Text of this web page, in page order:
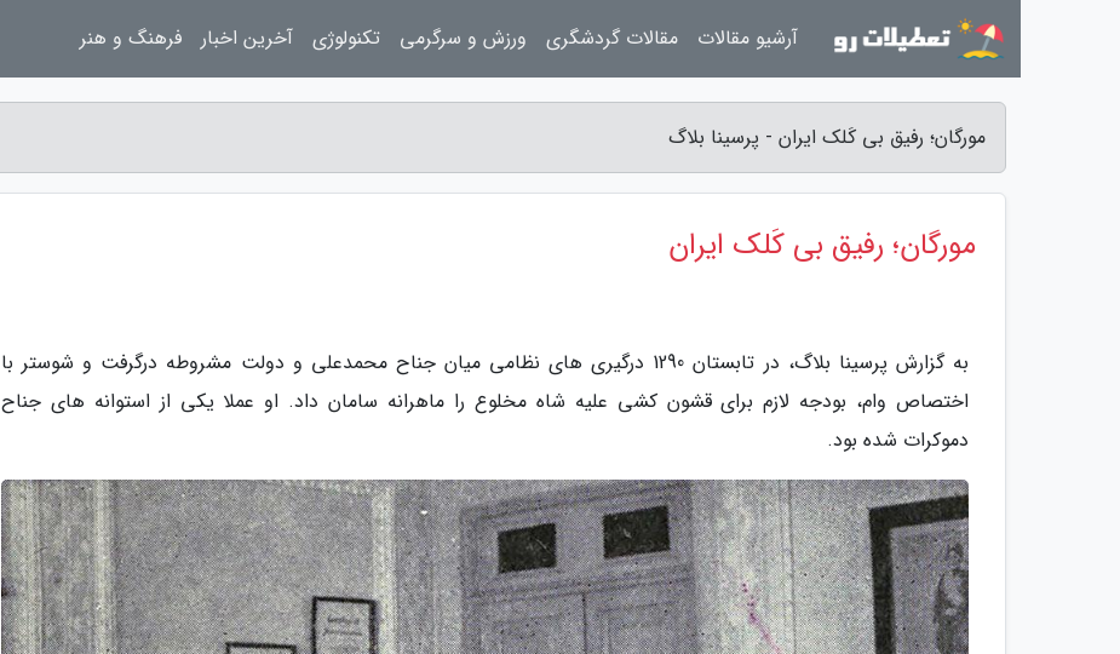
مورگان؛ رفیق بی کَلک ایران - پرسینا بلاگ
مورگان؛ رفیق بی کَلک ایران
به گزارش پرسینا بلاگ، در تابستان 1290 درگیری های نظامی میان جناح محمدعلی و دولت مشروطه درگرفت و شوستر با
اختصاص وام، بودجه لازم برای قشون کشی علیه شاه مخلوع را ماهرانه سامان داد. او عملا یکی از استوانه های جناح
دموکرات شده بود.
آرشیو مقالات مقالات گردشگری ورزش و سرگرمی تکنولوژی آخرین اخبار فرهنگ و هنر